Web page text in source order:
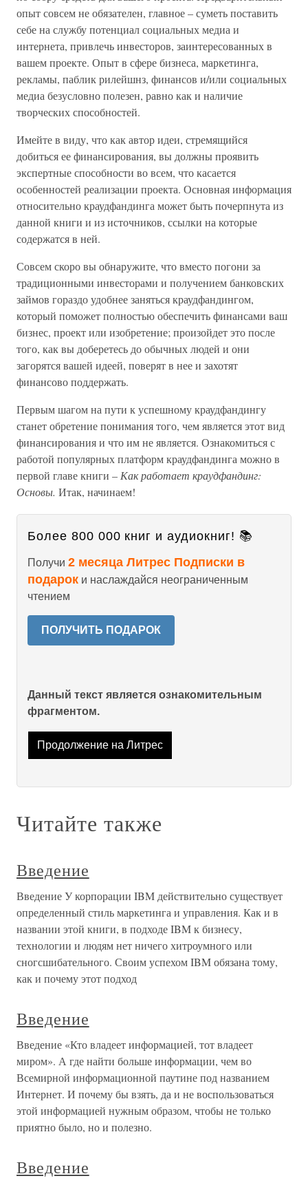
опыт совсем не обязателен, главное – суметь поставить
себе на службу потенциал социальных медиа и
интернета, привлечь инвесторов, заинтересованных в
вашем проекте. Опыт в сфере бизнеса, маркетинга,
рекламы, паблик рилейшнз, финансов и/или социальных
медиа безусловно полезен, равно как и наличие
творческих способностей.
Имейте в виду, что как автор идеи, стремящийся
добиться ее финансирования, вы должны проявить
экспертные способности во всем, что касается
особенностей реализации проекта. Основная информация
относительно краудфандинга может быть почерпнута из
данной книги и из источников, ссылки на которые
содержатся в ней.
Совсем скоро вы обнаружите, что вместо погони за
традиционными инвесторами и получением банковских
займов гораздо удобнее заняться краудфандингом,
который поможет полностью обеспечить финансами ваш
бизнес, проект или изобретение; произойдет это после
того, как вы доберетесь до обычных людей и они
загорятся вашей идеей, поверят в нее и захотят
финансово поддержать.
Первым шагом на пути к успешному краудфандингу
станет обретение понимания того, чем является этот вид
финансирования и что им не является. Ознакомиться с
работой популярных платформ краудфандинга можно в
первой главе книги – Как работает краудфандинг:
Основы. Итак, начинаем!
Более 800 000 книг и аудиокниг! 📚
Получи 2 месяца Литрес Подписки в
подарок и наслаждайся неограниченным
чтением
ПОЛУЧИТЬ ПОДАРОК
Данный текст является ознакомительным
фрагментом.
Продолжение на Литрес
Читайте также
Введение
Введение У корпорации IBM действительно существует
определенный стиль маркетинга и управления. Как и в
названии этой книги, в подходе IBM к бизнесу,
технологии и людям нет ничего хитроумного или
сногсшибательного. Своим успехом IBM обязана тому,
как и почему этот подход
Введение
Введение «Кто владеет информацией, тот владеет
миром». А где найти больше информации, чем во
Всемирной информационной паутине под названием
Интернет. И почему бы взять, да и не воспользоваться
этой информацией нужным образом, чтобы не только
приятно было, но и полезно.
Введение